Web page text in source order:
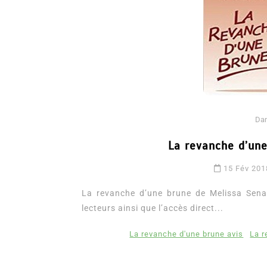
La revanche
15 Fév
La revanche d’une brune de Melissa
lecteurs ainsi que l’accès direct...
La revanche d'une brune avis La
Romance
Romances – l’actualité :
2026
6 Juil 2026 0 3 052 words
littérature sentimentale romance